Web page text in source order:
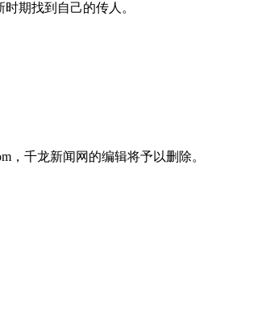
期找到自己的传人。
，千龙新闻网的编辑将予以删除。